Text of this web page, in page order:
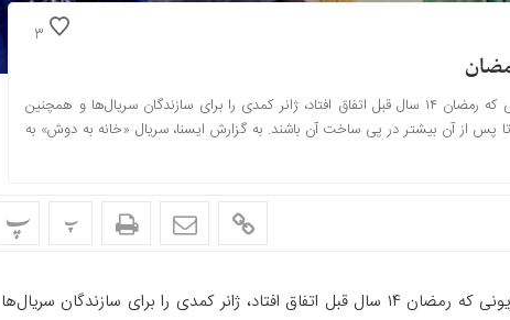
3
موفقیت سریال «خانه به دوش» در جذب مخاطب تلویزیونی که رمضان ۱۴ سال قبل اتفاق افتاد، ژانر کمدی را برای سازندگان سریال‌ها و همچنین
پس از آن بیشتر در پی ساخت آن باشند. به گزارش ایسنا، سریال «خانه به دوش» به
پ پ
موفقیت سریال «خانه به دوش» در جذب مخاطب تلویزیونی که رمضان ۱۴ سال قبل اتفاق افتاد، ژانر کمدی را برای سازندگان سریال‌ها